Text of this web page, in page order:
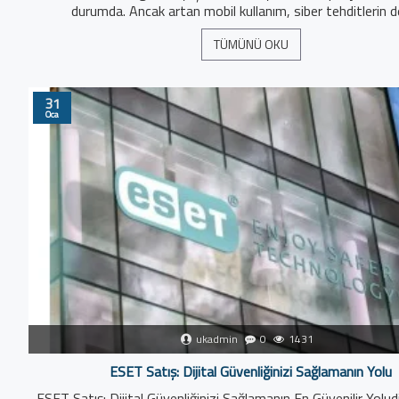
durumda. Ancak artan mobil kullanım, siber tehditlerin
TÜMÜNÜ OKU
31
Oca
ukadmin 0 1431
ESET Satış: Dijital Güvenliğinizi Sağlamanın Yolu